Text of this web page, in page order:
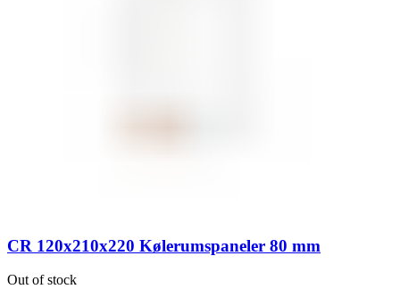
CR 120x210x220 Kølerumspaneler 80 mm
Out of stock